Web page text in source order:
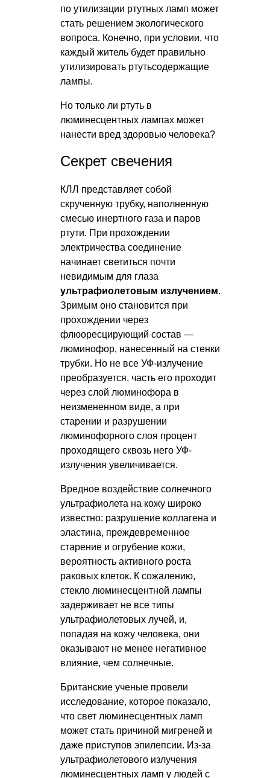
по утилизации ртутных ламп может
стать решением экологического
вопроса. Конечно, при условии, что
каждый житель будет правильно
утилизировать ртутьсодержащие
лампы.
Но только ли ртуть в
люминесцентных лампах может
нанести вред здоровью человека?
Секрет свечения
КЛЛ представляет собой
скрученную трубку, наполненную
смесью инертного газа и паров
ртути. При прохождении
электричества соединение
начинает светиться почти
невидимым для глаза
ультрафиолетовым излучением.
Зримым оно становится при
прохождении через
флюоресцирующий состав —
люминофор, нанесенный на стенки
трубки. Но не все УФ-излучение
преобразуется, часть его проходит
через слой люминофора в
неизмененном виде, а при
старении и разрушении
люминофорного слоя процент
проходящего сквозь него УФ-
излучения увеличивается.
Вредное воздействие солнечного
ультрафиолета на кожу широко
известно: разрушение коллагена и
эластина, преждевременное
старение и огрубение кожи,
вероятность активного роста
раковых клеток. К сожалению,
стекло люминесцентной лампы
задерживает не все типы
ультрафиолетовых лучей, и,
попадая на кожу человека, они
оказывают не менее негативное
влияние, чем солнечные.
Британские ученые провели
исследование, которое показало,
что свет люминесцентных ламп
может стать причиной мигреней и
даже приступов эпилепсии. Из-за
ультрафиолетового излучения
люминесцентных ламп у людей с